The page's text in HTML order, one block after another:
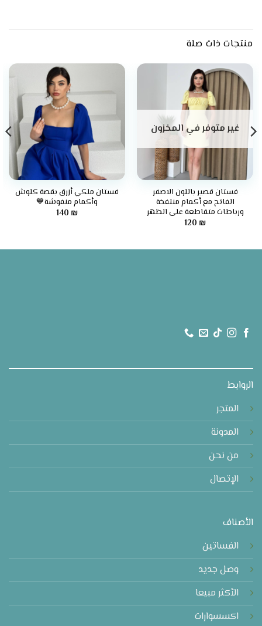
منتجات ذات صلة
غير متوفر في المخزون
فستان قصير باللون الاصفر
الفاتح مع أكمام منتفخة
ورباطات متقاطعة على الظهر
120 ₪
فستان ملكي أزرق بقصة كلوش
وأكمام منفوشة💙
140 ₪
الروابط
المتجر
المدونة
من نحن
الإتصال
الأصناف
الفساتين
وصل جديد
الأكثر مبيعا
اكسسوارات